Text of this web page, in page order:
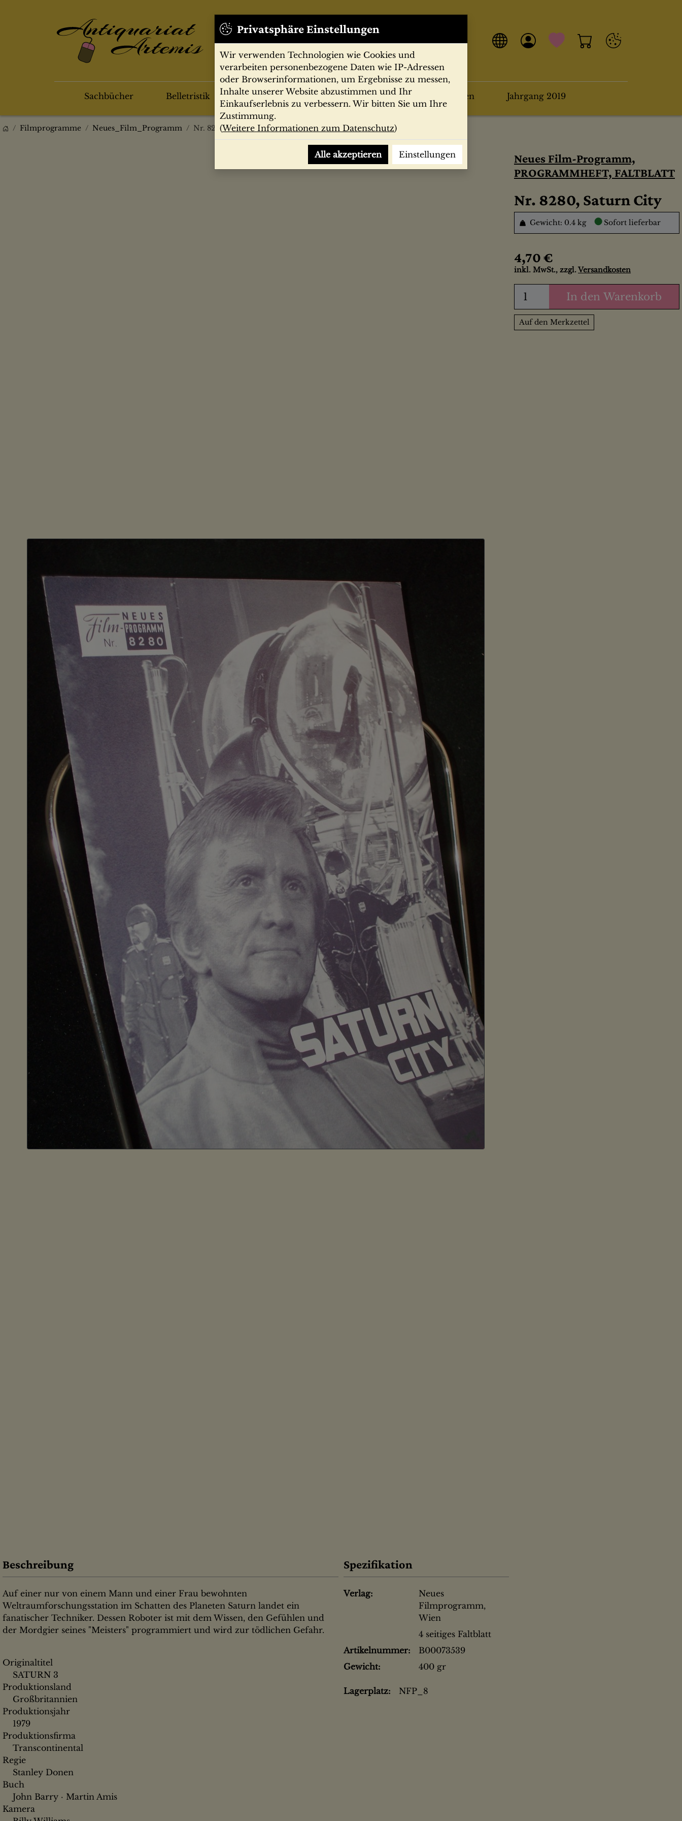
Privatsphäre Einstellungen
Wir verwenden Technologien wie Cookies und
verarbeiten personenbezogene Daten wie IP-Adressen
oder Browserinformationen, um Ergebnisse zu messen,
Inhalte unserer Website abzustimmen und Ihr
Einkaufserlebnis zu verbessern. Wir bitten Sie um Ihre
Zustimmung.
(Weitere Informationen zum Datenschutz)
Alle akzeptieren Einstellungen
Sachbücher Belletristik Zeitschriften Filmprogramme Postkarten Jahrgang 2019
Filmprogramme Neues_Film_Programm Nr. 8280, Saturn City
Neues Film-Programm,
PROGRAMMHEFT, FALTBLATT
Nr. 8280, Saturn City
Gewicht: 0.4 kg ● Sofort lieferbar
4,70 €
inkl. MwSt., zzgl. Versandkosten
In den Warenkorb
Auf den Merkzettel
Beschreibung
Auf einer nur von einem Mann und einer Frau bewohnten
Weltraumforschungsstation im Schatten des Planeten Saturn landet ein
fanatischer Techniker. Dessen Roboter ist mit dem Wissen, den Gefühlen und
der Mordgier seines "Meisters" programmiert und wird zur tödlichen Gefahr.
Originaltitel
SATURN 3
Produktionsland
Großbritannien
Produktionsjahr
1979
Produktionsfirma
Transcontinental
Regie
Stanley Donen
Buch
John Barry · Martin Amis
Kamera
Spezifikation
Verlag:
Neues
Filmprogramm,
Wien
4 seitiges Faltblatt
Artikelnummer:
B00073539
Gewicht:
400 gr
Lagerplatz: NFP_8